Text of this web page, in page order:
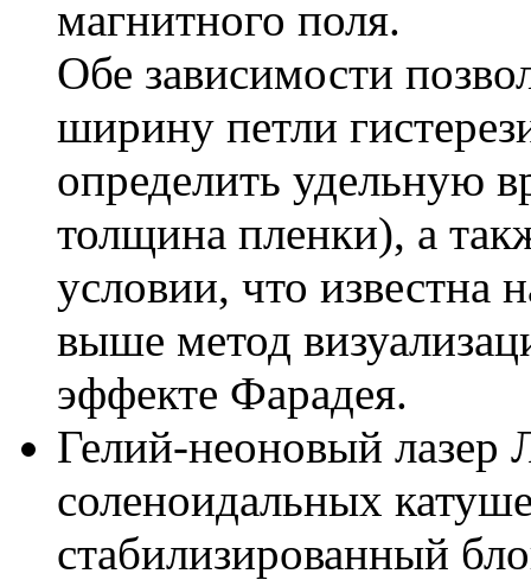
магнитного поля.
Обе зависимости
ширину петли
определить удельную
толщина пленки), а
условии, что
выше метод
эффекте Фарадея.
Гелий-неоновый
соленоидальных
стабилизированный